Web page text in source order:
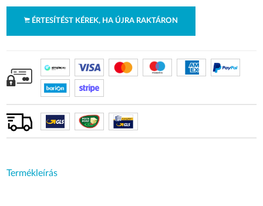
ÉRTESÍTÉST KÉREK, HA ÚJRA RAKTÁRON
Termékleírás